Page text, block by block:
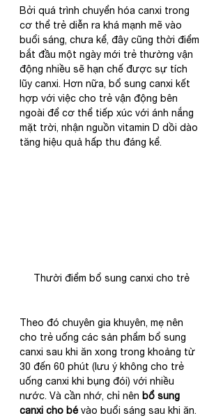
Bởi quá trình chuyển hóa canxi trong
cơ thể trẻ diễn ra khá mạnh mẽ vào
buổi sáng, chưa kể, đây cũng thời điểm
bắt đầu một ngày mới trẻ thường vận
động nhiều sẽ hạn chế được sự tích
lũy canxi. Hơn nữa, bổ sung canxi kết
hợp với việc cho trẻ vận động bên
ngoài để cơ thể tiếp xúc với ánh nắng
mặt trời, nhận nguồn vitamin D dồi dào
tăng hiệu quả hấp thu đáng kể.
Thười điểm bổ sung canxi cho trẻ
Theo đó chuyên gia khuyên, mẹ nên
cho trẻ uống các sản phẩm bổ sung
canxi sau khi ăn xong trong khoảng từ
30 đến 60 phút (lưu ý không cho trẻ
uống canxi khi bụng đói) với nhiều
nước. Và cần nhớ, chỉ nên bổ sung
canxi cho bé vào buổi sáng sau khi ăn.